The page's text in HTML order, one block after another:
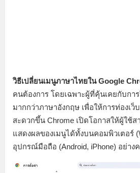
วิธีเปลี่ยนเมนูภาษาไทยใน Google
คนต้องการ โดยเฉพาะผู้ที่คุ้นเคยกับกา
มากกว่าภาษาอังกฤษ เพื่อให้การท่องเว็
สะดวกขึ้น Chrome เปิดโอกาสให้ผู้ใช้ส
แสดงผลของเมนูได้ทั้งบนคอมพิวเตอร์
อุปกรณ์มือถือ (Android, iPhone) อย่าง